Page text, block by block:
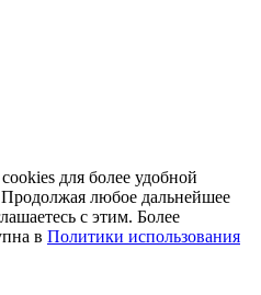
для более удобной
любое дальнейшее
с этим. Более
в Политики использования